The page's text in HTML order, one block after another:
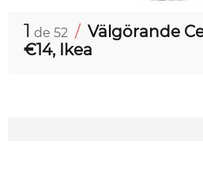
1 de 52 / Välgörande
€14, Ikea